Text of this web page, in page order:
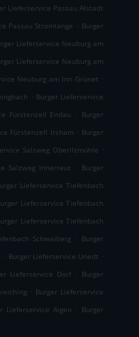
Lieferservice Passau Alstadt
Passau Stromlänge . Burger
Lieferservice Neuburg am
Lieferservice Neuburg am
Neuburg am Inn Grünet .
. Burger Lieferservice
Fürstenzell Endau . Burger
Fürstenzell Irsham . Burger
Salzweg Oberilzmühle .
Salzweg Innerreut . Burger
Lieferservice Tiefenbach
Lieferservice Tiefenbach
Lieferservice Tiefenbach
Schwaiberg . Burger
. Burger Lieferservice Unedt .
Lieferservice Dorf . Burger
. Burger Lieferservice
Lieferservice Aigen . Burger